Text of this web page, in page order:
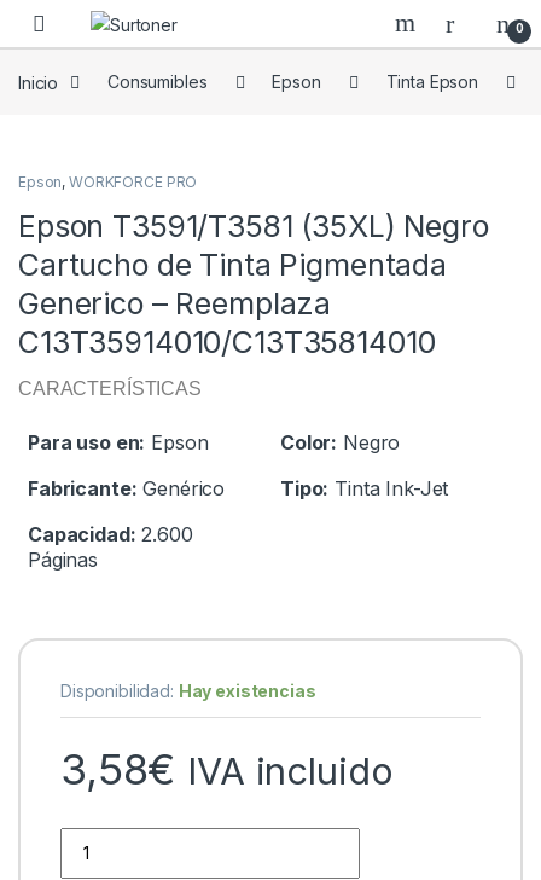
Skip to navigation
Skip to content
0
Inicio Consumibles Epson Tinta Epson
Epson,WORKFORCE PRO
Epson T3591/T3581 (35XL) Negro
Cartucho de Tinta Pigmentada
Generico – Reemplaza
C13T35914010/C13T35814010
CARACTERÍSTICAS
Para uso en: Epson Color: Negro
Fabricante: Genérico Tipo: Tinta Ink-Jet
Capacidad: 2.600
Páginas
Disponibilidad: Hay existencias
3,58€ IVA incluido